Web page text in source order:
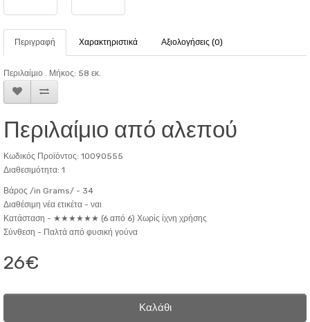
Περιγραφή Χαρακτηριστικά Αξιολογήσεις (0)
Περιλαίμιο . Μήκος: 58 εκ.
Περιλαίμιο από αλεπού
Κωδικός Προϊόντος: 10090555
Διαθεσιμότητα: 1
Βάρος /in Grams/ - 34
Διαθέσιμη νέα ετικέτα - ναι
Κατάσταση - ★★★★★★ (6 από 6) Χωρίς ίχνη χρήσης
Σύνθεση - Παλτά από φυσική γούνα
26€
Καλάθι